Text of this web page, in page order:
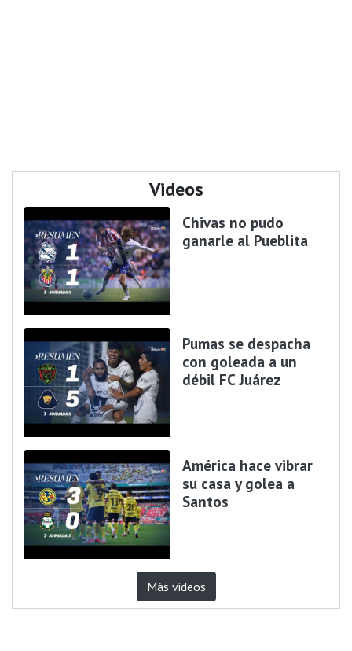
Videos
Chivas no pudo
ganarle al Pueblita
Pumas se despacha
con goleada a un
débil FC Juárez
América hace vibrar
su casa y golea a
Santos
Más videos